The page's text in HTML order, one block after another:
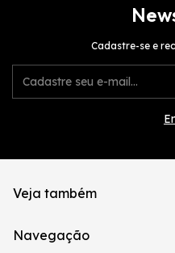
Cadastre-se e
Veja também
Navegação